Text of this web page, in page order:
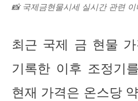
📸 국제금현물시세 실시간 관련 이
최근 국제 금 현물
기록한 이후 조정기
현재 가격은 온스당